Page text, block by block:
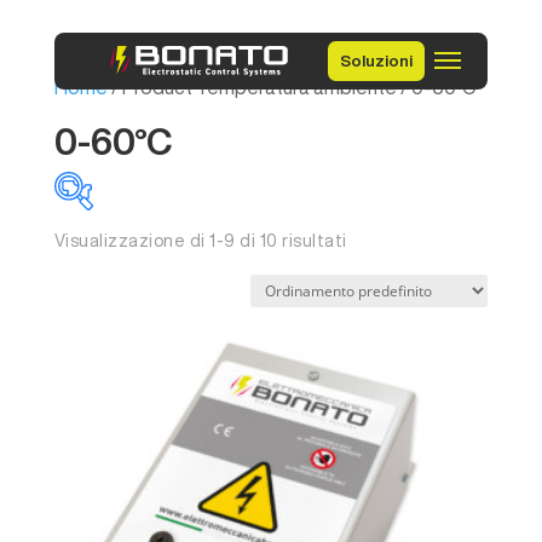
Soluzioni
Home/ Product Temperatura ambiente / 0-60°C
0-60°C
Altri articoli
Barre
Fissabordi
Generatori
Visualizzazione di 1-9 di 10 risultati